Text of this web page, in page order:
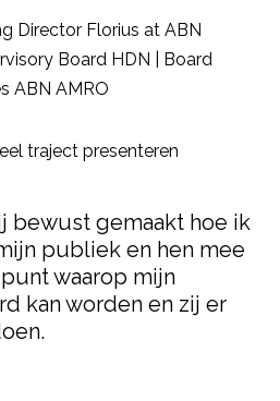
Director Florius at ABN
Board HDN | Board
ABN AMRO
traject presenteren
bewust gemaakt hoe ik
publiek en hen mee
waarop mijn
kan worden en zij er